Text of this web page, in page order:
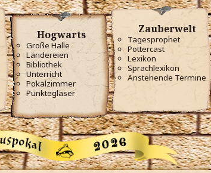
Hogwarts
Große Halle
Ländereien
Bibliothek
Unterricht
Pokalzimmer
Punktegläser
Zauberwelt
Tagesprophet
Pottercast
Lexikon
Sprachlexikon
Anstehende Termine